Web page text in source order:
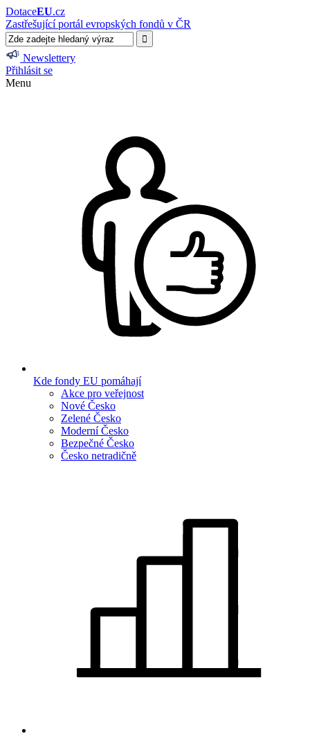
DotaceEU.cz
Zastřešující portál evropských fondů v ČR
Newslettery
Přihlásit se
Menu
Kde fondy EU pomáhají
Akce pro veřejnost
Nové Česko
Zelené Česko
Moderní Česko
Bezpečné Česko
Česko netradičně